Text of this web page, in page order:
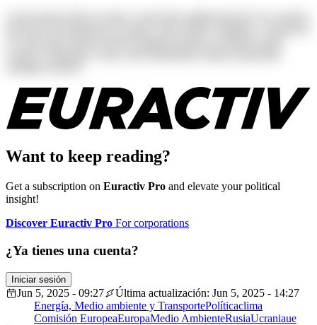
Want to keep reading?
Get a subscription on Euractiv Pro and elevate your political
insight!
Discover Euractiv Pro For corporations
¿Ya tienes una cuenta?
Iniciar sesión
Jun 5, 2025 - 09:27
Última actualización: Jun 5, 2025 - 14:27
Energía, Medio ambiente y TransportePolíticaclima
Comisión EuropeaEuropaMedio AmbienteRusiaUcraniaue